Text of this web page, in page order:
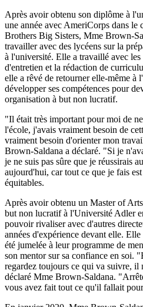
Après avoir obtenu son diplôme à
une année avec AmeriCorps dans le
Brothers Big Sisters, Mme Brown-
travailler avec des lycéens sur la
à l'université. Elle a travaillé avec les
d'entretien et la rédaction de
elle a rêvé de retourner elle-même à
développer ses compétences pour
organisation à but non lucratif.
"Il était très important pour moi de
l'école, j'avais vraiment besoin de
vraiment besoin d'orienter mon
Brown-Saldana a déclaré. "Si je
je ne suis pas sûre que je réussirais
aujourd'hui, car tout ce que je fais
équitables.
Après avoir obtenu un Master of
but non lucratif à l'Université Adler
pouvoir rivaliser avec d'autres
années d'expérience devant elle.
été jumelée à leur programme de
son mentor sur sa confiance en soi.
regardez toujours ce qui va suivre, il
déclaré Mme Brown-Saldana.
vous avez fait tout ce qu'il fallait